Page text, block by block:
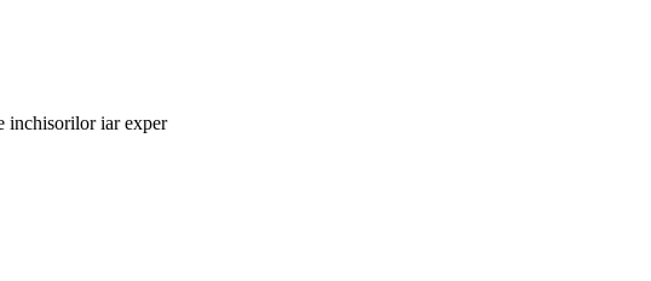
inchisorilor iar exper